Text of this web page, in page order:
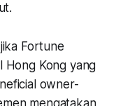
Fortune
Hong Kong yang
owner-